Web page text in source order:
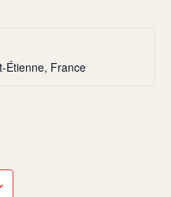
Étienne, France